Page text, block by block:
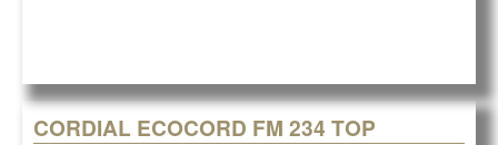
CORDIAL ECOCORD FM 234 TOP